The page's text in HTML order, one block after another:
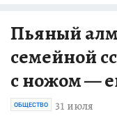
Пьяный
семейной
с ножом —
31 июля
ОБЩЕСТВО